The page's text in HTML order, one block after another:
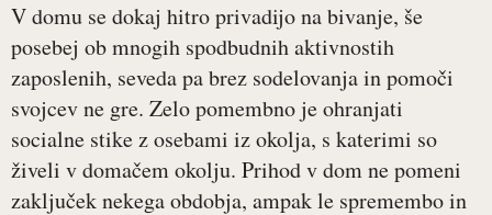
V domu se dokaj hitro privadijo na bivanje, še
posebej ob mnogih spodbudnih aktivnostih
zaposlenih, seveda pa brez sodelovanja in pomoči
svojcev ne gre. Zelo pomembno je ohranjati
socialne stike z osebami iz okolja, s katerimi so
živeli v domačem okolju. Prihod v dom ne pomeni
zaključek nekega obdobja, ampak le spremembo in